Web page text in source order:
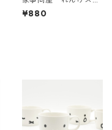
ーン
¥880